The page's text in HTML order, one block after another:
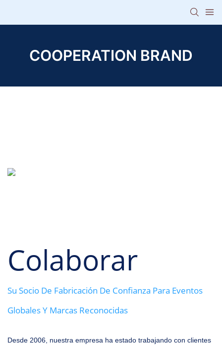
COOPERATION BRAND
Colaborar
Su Socio De Fabricación De Confianza Para Eventos
Globales Y Marcas Reconocidas
Desde 2006, nuestra empresa ha estado trabajando con clientes